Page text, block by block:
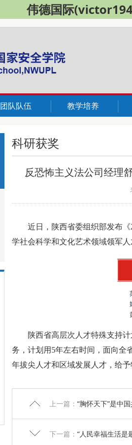
伟德国际
团队队伍 教学培养
科研获奖
反恐怖主义法公司经理
近日，陕西省委组织部发布
学社会科学和文化艺术领域领军人
陕西省高层次人才特殊支持
务，计划用5年左右时间，面向全
年拔尖人才和区域发展人才，给予
上一篇： “胸怀天下”是中
下一篇： “人民幸福生活